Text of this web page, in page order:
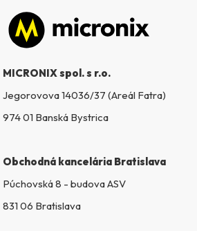
Zápätie
MICRONIX spol. s r.o.
Jegorovova 14036/37 (Areál Fatra)
974 01 Banská Bystrica
Obchodná kancelária Bratislava
Púchovská 8 - budova ASV
831 06 Bratislava